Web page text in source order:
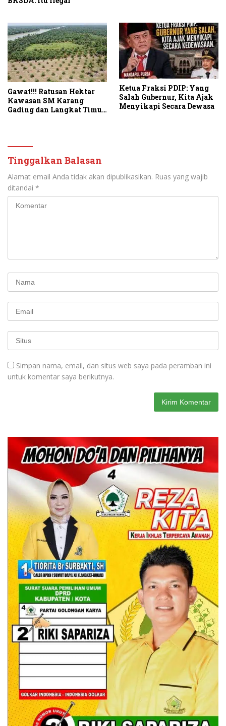
Gawat!!! Ratusan Hektar
Kawasan SM Karang
Gading dan Langkat Timur
Ketua Fraksi PDIP: Yang
Salah Gubernur, Kita Ajak
Menyikapi Secara Dewasa
Tinggalkan Balasan
Alamat email Anda tidak akan dipublikasikan. Ruas yang wajib
ditandai *
Simpan nama, email, dan situs web saya pada peramban ini
untuk komentar saya berikutnya.